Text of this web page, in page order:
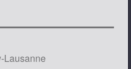
Lausanne